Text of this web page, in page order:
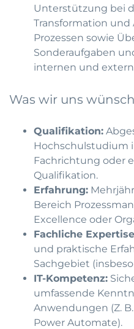
Unterstützung bei
Transformation
Prozessen sowie
Sonderaufgaben
internen und
Was wir uns
Qualifikation:
Hochschulstudium
Fachrichtung oder
Qualifikation.
Erfahrung:
Bereich
Excellence oder
Fachliche
und praktische
Sachgebiet
IT-Kompetenz:
umfassende
Anwendungen (Z. B.
Power Automate).